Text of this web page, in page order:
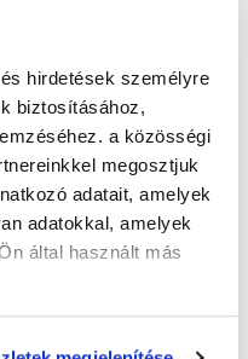
hirdetések személyre
biztosításához,
a közösségi
megosztjuk
adatait, amelyek
adatokkal, amelyek
által használt más